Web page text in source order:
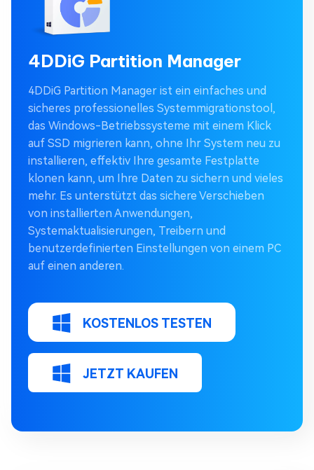
4DDiG Partition Manager
4DDiG Partition Manager ist ein einfaches und
sicheres professionelles Systemmigrationstool,
das Windows-Betriebssysteme mit einem Klick
auf SSD migrieren kann, ohne Ihr System neu zu
installieren, effektiv Ihre gesamte Festplatte
klonen kann, um Ihre Daten zu sichern und vieles
mehr. Es unterstützt das sichere Verschieben
von installierten Anwendungen,
Systemaktualisierungen, Treibern und
benutzerdefinierten Einstellungen von einem PC
auf einen anderen.
KOSTENLOS TESTEN
JETZT KAUFEN